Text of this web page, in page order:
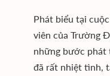
Phát biểu tại
viên của Trường
những bước phát
đã rất nhiệt tình,